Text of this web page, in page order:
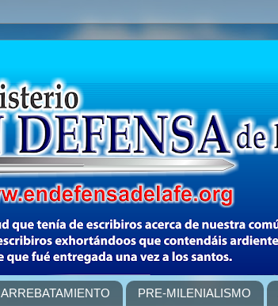
ARREBATAMIENTO PRE-MILENIALISMO